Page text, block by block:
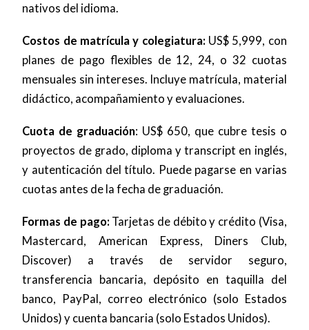
nativos del idioma.
Costos de matrícula y colegiatura: US$ 5,999, con
planes de pago flexibles de 12, 24, o 32 cuotas
mensuales sin intereses. Incluye matrícula, material
didáctico, acompañamiento y evaluaciones.
Cuota de graduación: US$ 650, que cubre tesis o
proyectos de grado, diploma y transcript en inglés,
y autenticación del título. Puede pagarse en varias
cuotas antes de la fecha de graduación.
Formas de pago: Tarjetas de débito y crédito (Visa,
Mastercard, American Express, Diners Club,
Discover) a través de servidor seguro,
transferencia bancaria, depósito en taquilla del
banco, PayPal, correo electrónico (solo Estados
Unidos) y cuenta bancaria (solo Estados Unidos).